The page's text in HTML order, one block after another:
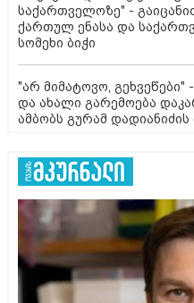
საქართველოზე" -
ქართულ ენასა და
სომეხი ბიჭი
"არ მიმატოვო,
და ახალი გარემოება
ამბობს გურამ